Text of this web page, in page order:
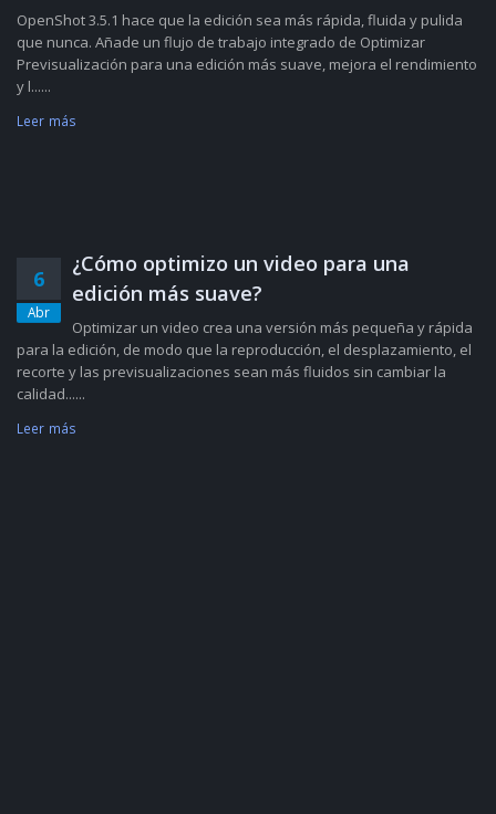
OpenShot 3.5.1 hace que la edición sea más rápida, fluida y pulida
que nunca. Añade un flujo de trabajo integrado de Optimizar
Previsualización para una edición más suave, mejora el rendimiento
y l......
Leer más
6
Abr
¿Cómo optimizo un video para una
edición más suave?
Optimizar un video crea una versión más pequeña y rápida
para la edición, de modo que la reproducción, el desplazamiento, el
recorte y las previsualizaciones sean más fluidos sin cambiar la
calidad......
Leer más